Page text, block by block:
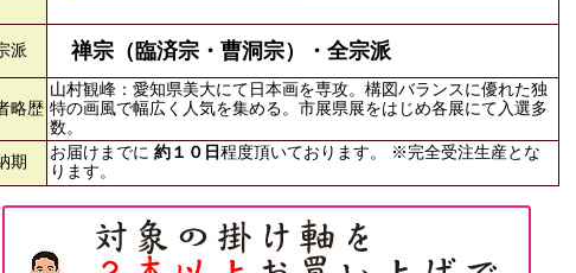
派 禅宗（臨済宗・曹洞宗）・全宗派
略歴
山村観峰：愛知県美大にて日本画を専攻。構図バランスに優れた独
特の画風で幅広く人気を集める。市展県展をはじめ各展にて入選多
数。
期
お届けまでに 約１０日 程度頂いております。 ※完全受注生産とな
ります。